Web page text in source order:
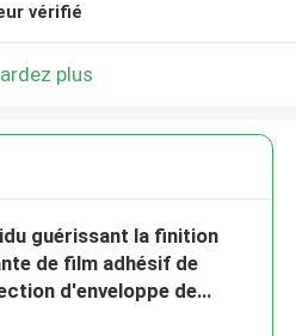
vérifié
plus
guérissant la finition
de film adhésif de
d'enveloppe de